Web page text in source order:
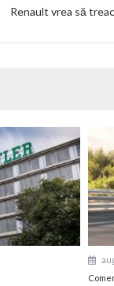
Renault vrea să